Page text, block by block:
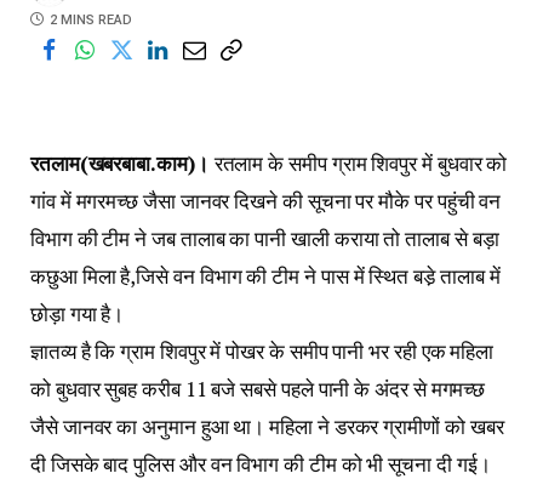
2 MINS READ
रतलाम(खबरबाबा.काम)।रतलाम के समीप ग्राम शिवपुर में बुधवार को
गांव में मगरमच्छ जैसा जानवर दिखने की सूचना पर मौके पर पहुंची वन
विभाग की टीम ने जब तालाब का पानी खाली कराया तो तालाब से बड़ा
कछुआ मिला है,जिसे वन विभाग की टीम ने पास में स्थित बडे़ तालाब में
छोड़ा गया है।
ज्ञातव्य है कि ग्राम शिवपुर में पोखर के समीप पानी भर रही एक महिला
को बुधवार सुबह करीब 11 बजे सबसे पहले पानी के अंदर से मगमच्छ
जैसे जानवर का अनुमान हुआ था। महिला ने डरकर ग्रामीणों को खबर
दी जिसके बाद पुलिस और वन विभाग की टीम को भी सूचना दी गई।